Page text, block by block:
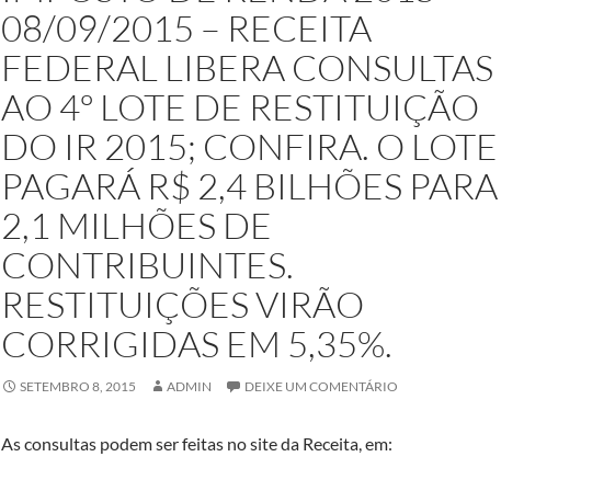
08/09/2015 – RECEITA
FEDERAL LIBERA CONSULTAS
AO 4º LOTE DE RESTITUIÇÃO
DO IR 2015; CONFIRA. O LOTE
PAGARÁ R$ 2,4 BILHÕES PARA
2,1 MILHÕES DE
CONTRIBUINTES.
RESTITUIÇÕES VIRÃO
CORRIGIDAS EM 5,35%.
SETEMBRO 8, 2015 ADMIN DEIXE UM COMENTÁRIO
As consultas podem ser feitas no site da Receita, em: